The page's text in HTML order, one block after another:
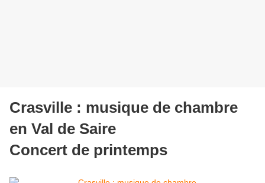
Crasville : musique de chambre
en Val de Saire
Concert de printemps